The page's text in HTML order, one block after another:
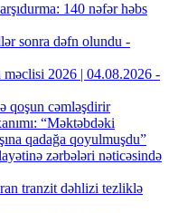
140 nəfər həbs
sonra dəfn olundu -
2026 | 04.08.2026 -
qoşun cəmləşdirir
“Məktəbdəki
qadağa qoyulmuşdu”
zərbələri nəticəsində
tranzit dəhlizi tezliklə